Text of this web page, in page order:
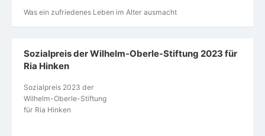
Was ein zufriedenes Leben im Alter ausmacht
Sozialpreis der Wilhelm-Oberle-Stiftung 2023 für
Ria Hinken
Sozialpreis 2023 der
Wilhelm-Oberle-Stiftung
für Ria Hinken